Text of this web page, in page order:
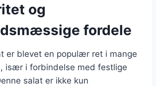
og
fordele
er blevet en populær ret i mange
især i forbindelse med festlige
salat er ikke kun